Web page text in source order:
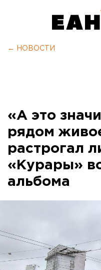
← НОВОСТИ
«А это
рядом
растрогал
«Курары»
альбома